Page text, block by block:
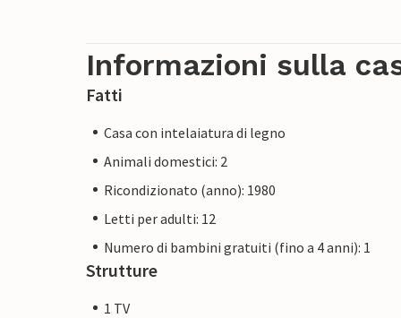
Informazioni sulla
Fatti
Casa con intelaiatura di legno
Animali domestici: 2
Ricondizionato (anno): 1980
Letti per adulti: 12
Numero di bambini gratuiti (fino a 4 anni): 1
Strutture
1 TV